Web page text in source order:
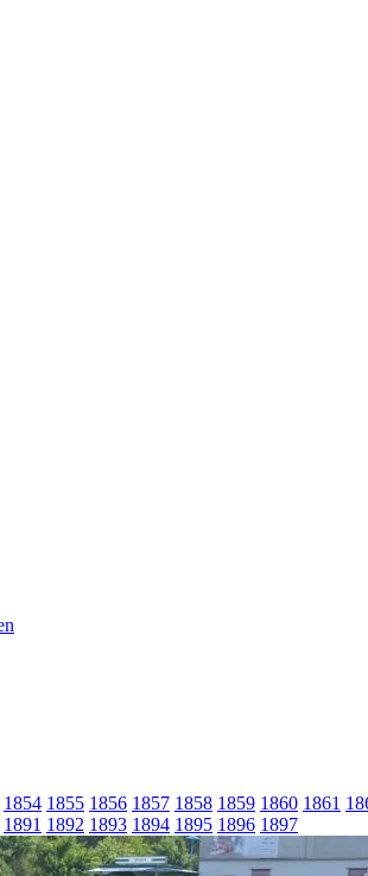
1854 1855 1856 1857 1858 1859 1860 1861
1891 1892 1893 1894 1895 1896 1897